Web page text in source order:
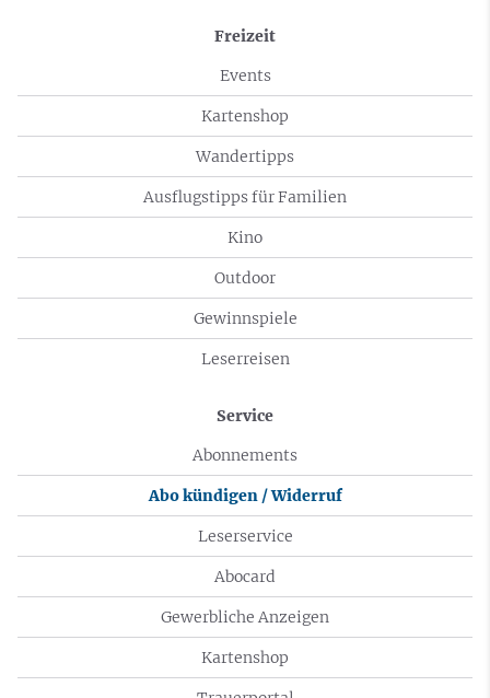
Freizeit
Events
Kartenshop
Wandertipps
Ausflugstipps für Familien
Kino
Outdoor
Gewinnspiele
Leserreisen
Service
Abonnements
Abo kündigen / Widerruf
Leserservice
Abocard
Gewerbliche Anzeigen
Kartenshop